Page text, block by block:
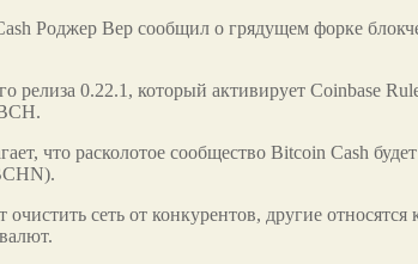
Роджер Вер сообщил о грядущем форке
релиза 0.22.1, который активирует Coinbase
что расколотое сообщество Bitcoin Cash
сеть от конкурентов, другие